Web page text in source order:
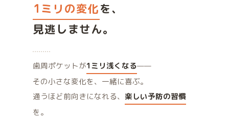
1ミリの変化を、
見逃しません。
歯周ポケットが1ミリ浅くなる——
その小さな変化を、一緒に喜ぶ。
通うほど前向きになれる、 楽しい予防の習慣
を。